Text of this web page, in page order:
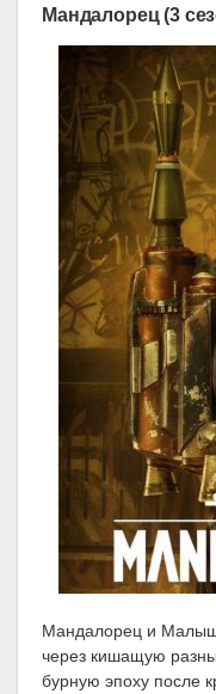
Мандалорец (3
Мандалорец и Малыш
через кишащую
бурную эпоху после